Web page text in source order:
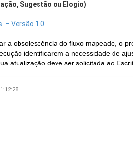
Sugestão ou Elogio)
– Versão 1.0
a obsolescência do fluxo mapeado, o
identificarem a necessidade de
atualização deve ser solicitada ao